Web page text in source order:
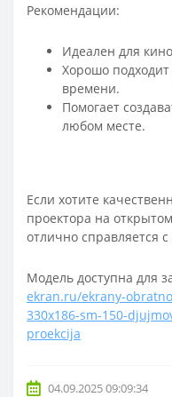
Рекомендации:
Идеален для
Хорошо
времени.
Помогает
любом месте.
Если хотите
проектора на
отлично справляется
Модель доступна для
ekran.ru/ekrany-
330x186-sm-150-
proekcija
04.09.2025 09:09:34